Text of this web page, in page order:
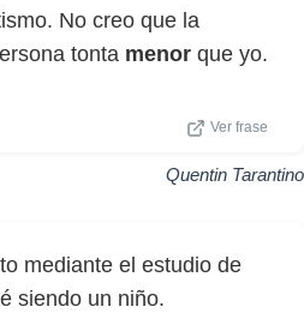
No creo que la
tonta menor que yo.
Ver frase
Quentin Tarantino
mediante el estudio de
siendo un niño.